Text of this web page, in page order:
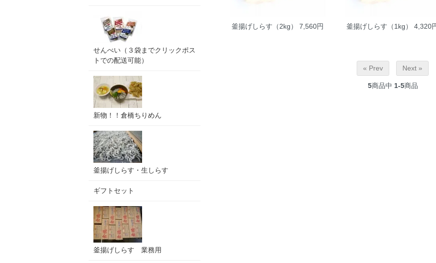
釜揚げしらす（2kg） 7,560円 釜揚げしらす（1kg） 4,320
« Prev Next »
5商品中 1-5商品
せんべい（３袋までクリックポス
トでの配送可能）
新物！！倉橋ちりめん
釜揚げしらす・生しらす
ギフトセット
釜揚げしらす 業務用